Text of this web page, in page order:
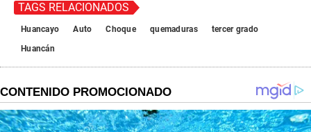
TAGS RELACIONADOS
Huancayo Auto Choque quemaduras
tercer grado
Huancán